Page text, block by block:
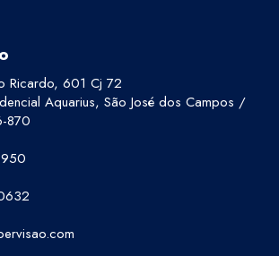
Ricardo, 601 Cj 72
Aquarius, São José dos Campos /
870